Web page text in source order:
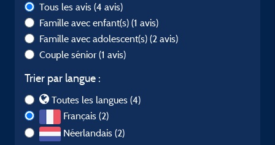
Tous les avis (4 avis)
Famille avec enfant(s) (1 avis)
Famille avec adolescent(s) (2 avis)
Couple sénior (1 avis)
Trier par langue :
Toutes les langues (4)
Français (2)
Néerlandais (2)